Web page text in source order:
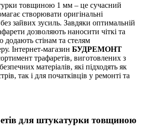
товщиною 1 мм – це сучасний
створювати оригінальні
зайвих зусиль. Завдяки оптимальній
дозволяють наносити чіткі та
додають стінам та стелям
Інтернет-магазин БУДРЕМОНТ
трафаретів, виготовлених з
матеріалів, які підходять як
так і для початківців у ремонті та
для штукатурки товщиною